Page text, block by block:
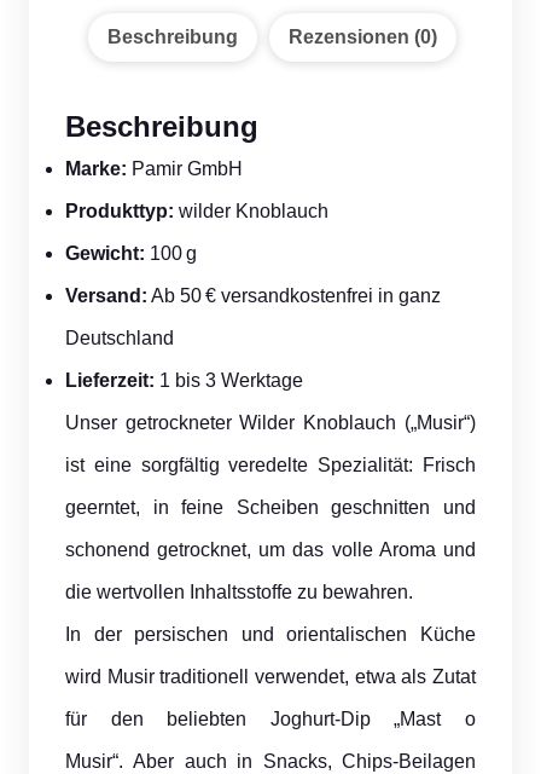
Beschreibung Rezensionen (0)
Beschreibung
Marke: Pamir GmbH
Produkttyp: wilder Knoblauch
Gewicht: 100 g
Versand: Ab 50 € versandkostenfrei in ganz
Deutschland
Lieferzeit: 1 bis 3 Werktage
Unser getrockneter Wilder Knoblauch („Musir“)
ist eine sorgfältig veredelte Spezialität: Frisch
geerntet, in feine Scheiben geschnitten und
schonend getrocknet, um das volle Aroma und
die wertvollen Inhaltsstoffe zu bewahren.
In der persischen und orientalischen Küche
wird Musir traditionell verwendet, etwa als Zutat
für den beliebten Joghurt-Dip „Mast o
Musir“. Aber auch in Snacks, Chips-Beilagen